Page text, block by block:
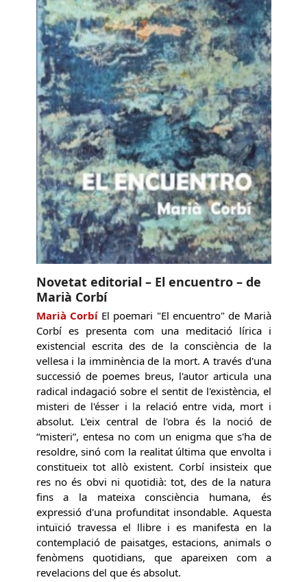
Novetat editorial – El encuentro – de
Marià Corbí
Marià CorbíEl poemari "El encuentro" de Marià
Corbí es presenta com una meditació lírica i
existencial escrita des de la consciència de la
vellesa i la imminència de la mort. A través d'una
successió de poemes breus, l'autor articula una
radical indagació sobre el sentit de l'existència, el
misteri de l'ésser i la relació entre vida, mort i
absolut. L'eix central de l'obra és la noció de
“misteri”, entesa no com un enigma que s'ha de
resoldre, sinó com la realitat última que envolta i
constitueix tot allò existent. Corbí insisteix que
res no és obvi ni quotidià: tot, des de la natura
fins a la mateixa consciència humana, és
expressió d'una profunditat insondable. Aquesta
intuïció travessa el llibre i es manifesta en la
contemplació de paisatges, estacions, animals o
fenòmens quotidians, que apareixen com a
revelacions del que és absolut.